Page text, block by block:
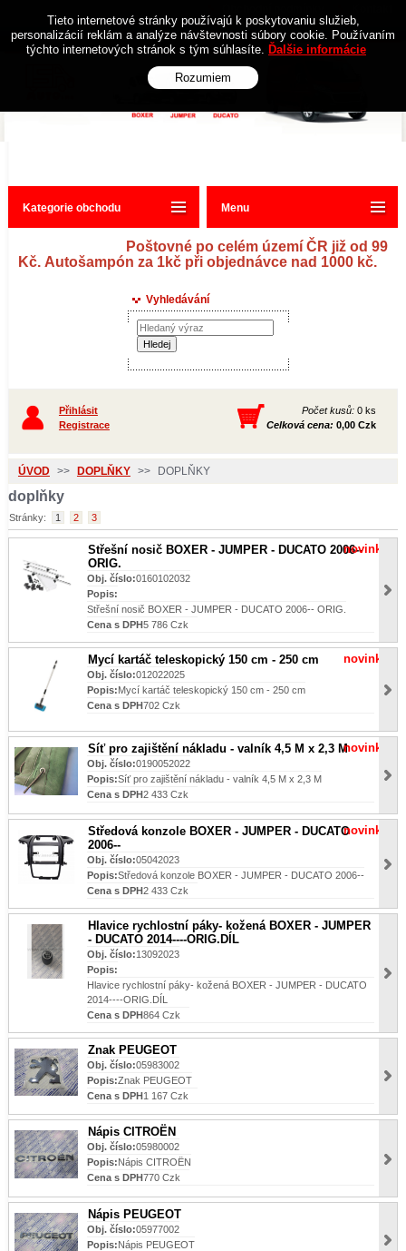
Poštovné po celém území ČR již od 99
Kč. Autošampón za 1kč při objednávce nad 1000 kč.
Kategorie obchodu
Vyhledávání
Přihlásit
Registrace
Počet kusů: 0 ks
Celková cena: 0,00 Czk
ÚVOD >> DOPLŇKY >> DOPLŇKY
doplňky
Stránky: 1 2 3
Střešní nosič BOXER - JUMPER - DUCATO 2006--
ORIG.
novinka
Obj. číslo:0160102032
Popis:
Střešní nosič BOXER - JUMPER - DUCATO 2006-- ORIG.
Cena s DPH5 786 Czk
Mycí kartáč teleskopický 150 cm - 250 cm novinka
Obj. číslo:012022025
Popis:Mycí kartáč teleskopický 150 cm - 250 cm
Cena s DPH702 Czk
Síť pro zajištění nákladu - valník 4,5 M x 2,3 Mnovinka
Obj. číslo:0190052022
Popis:Síť pro zajištění nákladu - valník 4,5 M x 2,3 M
Cena s DPH2 433 Czk
Středová konzole BOXER - JUMPER - DUCATO
2006--
novinka
Obj. číslo:05042023
Popis:Středová konzole BOXER - JUMPER - DUCATO 2006--
Cena s DPH2 433 Czk
Hlavice rychlostní páky- kožená BOXER - JUMPER
- DUCATO 2014----ORIG.DÍL
Obj. číslo:13092023
Popis:
Hlavice rychlostní páky- kožená BOXER - JUMPER - DUCATO
2014----ORIG.DÍL
Cena s DPH864 Czk
Znak PEUGEOT
Obj. číslo:05983002
Popis:Znak PEUGEOT
Cena s DPH1 167 Czk
Nápis CITROËN
Obj. číslo:05980002
Popis:Nápis CITROËN
Cena s DPH770 Czk
Nápis PEUGEOT
Obj. číslo:05977002
Popis:Nápis PEUGEOT
Menu
Tieto internetové stránky používajú k poskytovaniu služieb,
personalizácií reklám a analýze návštevnosti súbory cookie. Používaním
týchto internetových stránok s tým súhlasíte. Ďalšie informácie
Rozumiem